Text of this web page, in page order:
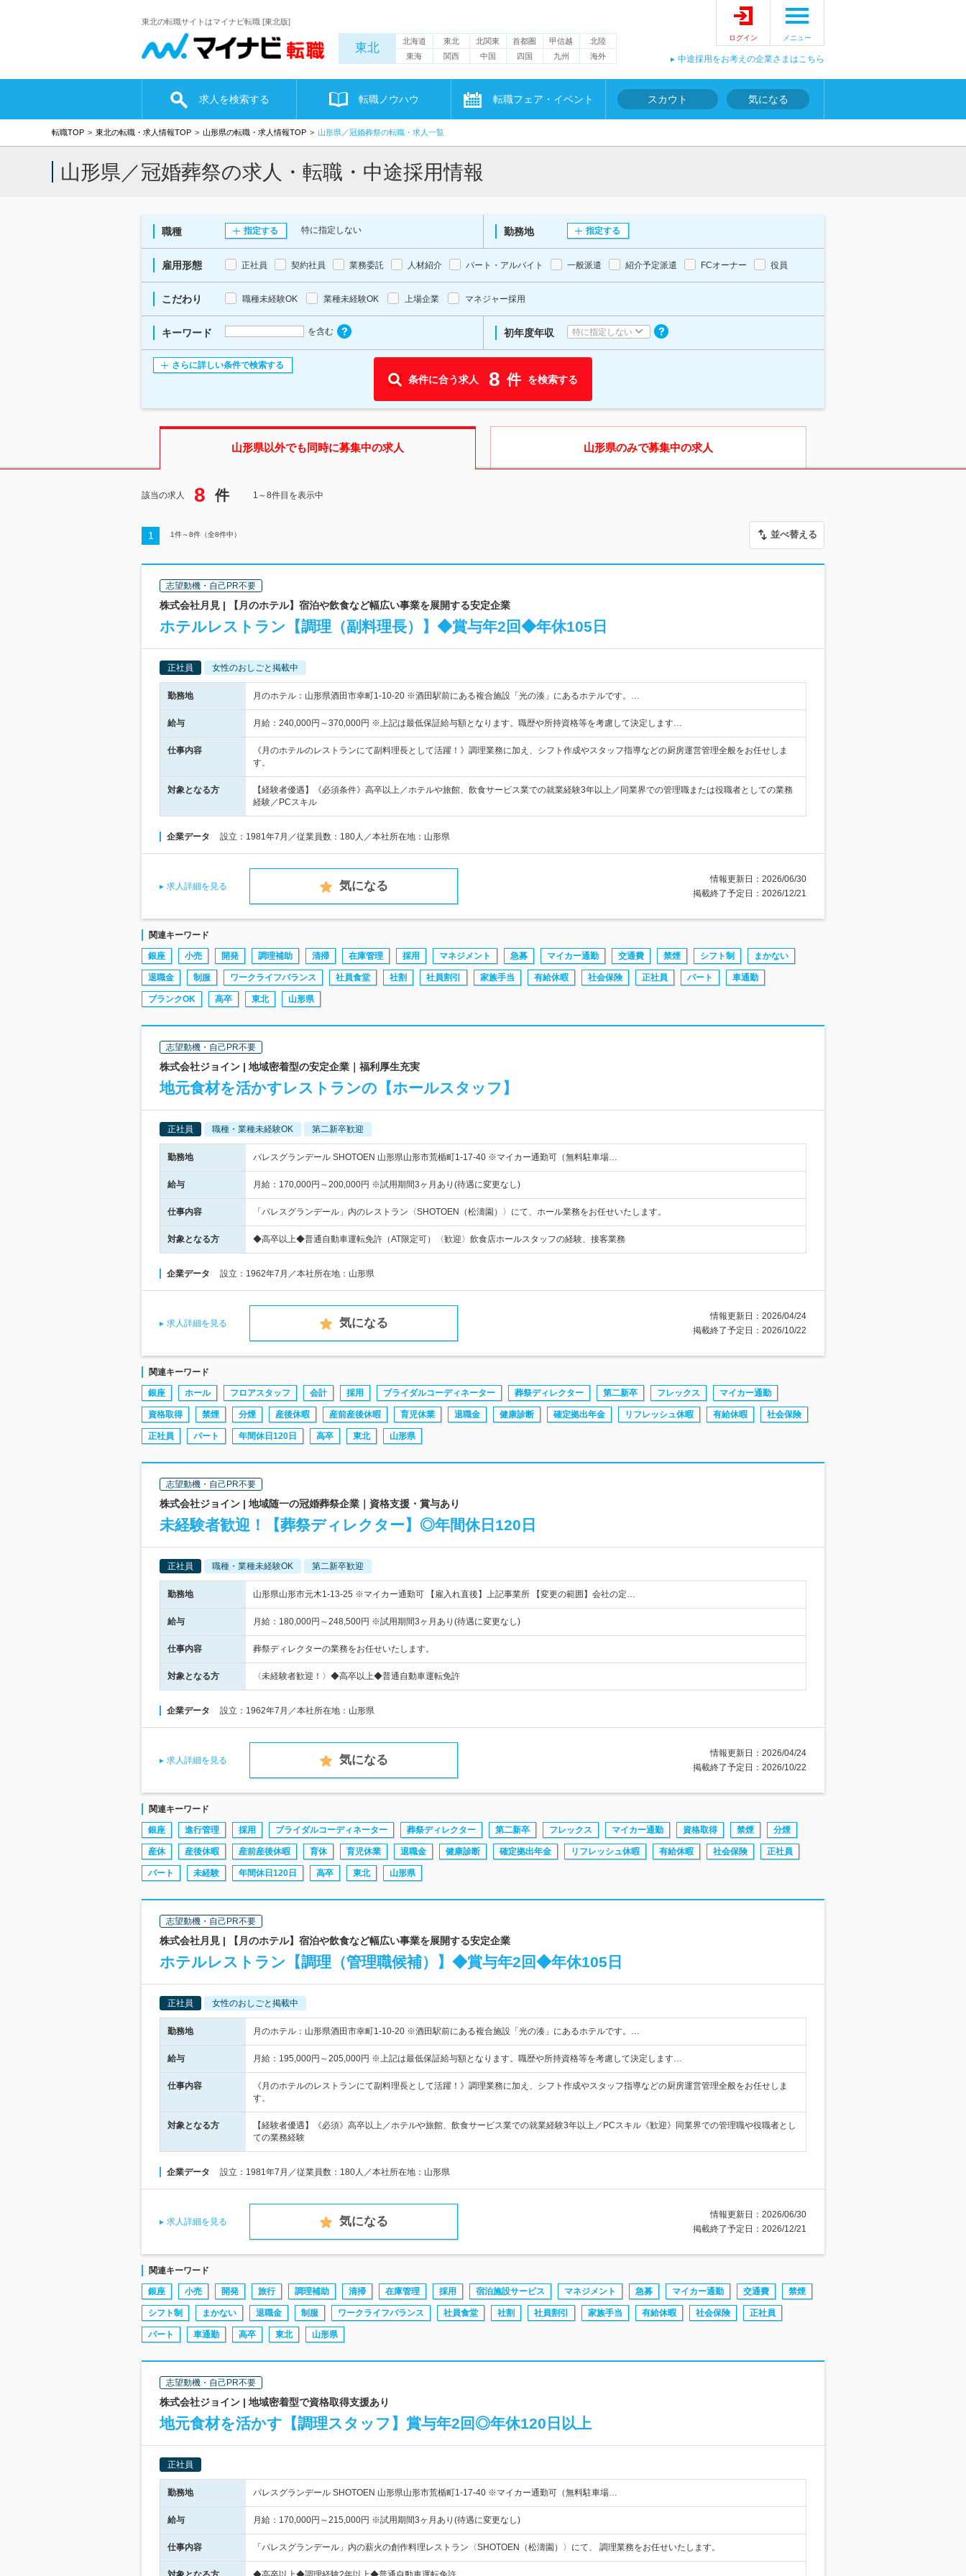
東北の転職サイトはマイナビ転職 [東北版]
東北 北海道 東北 北関東 首都圏 甲信越
北陸
東海
関西 中国 四国 九州 海外
ログイン メニュー
中途採用をお考えの企業さまはこちら
求人を検索する 転職ノウハウ 転職フェア・イベント スカウト 気になる
転職TOP 東北の転職・求人情報TOP 山形県の転職・求人情報TOP 山形県／冠婚葬祭の転職・求人一覧
山形県／冠婚葬祭の求人・転職・中途採用情報
職種 指定する 特に指定しない 勤務地 指定する
雇用形態 正社員 契約社員 業務委託 人材紹介 パート・アルバイト 一般派遣 紹介予定派遣 FCオーナー 役員
こだわり 職種未経験OK 業種未経験OK 上場企業 マネジャー採用
キーワード を含む 初年度年収 特に指定しない
さらに詳しい条件で検索する
条件に合う求人 8 件 を検索する
山形県以外でも同時に募集中の求人 山形県のみで募集中の求人
該当の求人 8 件 1～8件目を表示中
1 1件～8件（全8件中） 並べ替える
志望動機・自己PR不要
株式会社月見 | 【月のホテル】宿泊や飲食など幅広い事業を展開する安定企業
ホテルレストラン【調理（副料理長）】◆賞与年2回◆年休105日
正社員 女性のおしごと掲載中
勤務地 月のホテル：山形県酒田市幸町1-10-20 ※酒田駅前にある複合施設「光の湊」にあるホテルです。…
給与 月給：240,000円～370,000円 ※上記は最低保証給与額となります。職歴や所持資格等を考慮して決定します…
仕事内容
《月のホテルのレストランにて副料理長として活躍！》調理業務に加え、シフト作成やスタッフ指導などの厨房運営管理全般をお任せしま
す。
対象となる方
【経験者優遇】《必須条件》高卒以上／ホテルや旅館、飲食サービス業での就業経験3年以上／同業界での管理職または役職者としての業務
経験／PCスキル
企業データ 設立：1981年7月／従業員数：180人／本社所在地：山形県
求人詳細を見る 気になる
情報更新日：2026/06/30
掲載終了予定日：2026/12/21
関連キーワード
銀座 小売 開発 調理補助 清掃 在庫管理 採用 マネジメント 急募 マイカー通勤 交通費 禁煙 シフト制 まかない
退職金 制服 ワークライフバランス 社員食堂 社割 社員割引 家族手当 有給休暇 社会保険 正社員 パート 車通勤
ブランクOK 高卒 東北 山形県
志望動機・自己PR不要
株式会社ジョイン | 地域密着型の安定企業｜福利厚生充実
地元食材を活かすレストランの【ホールスタッフ】
正社員 職種・業種未経験OK 第二新卒歓迎
勤務地 パレスグランデール SHOTOEN 山形県山形市荒楯町1-17-40 ※マイカー通勤可（無料駐車場…
給与 月給：170,000円～200,000円 ※試用期間3ヶ月あり(待遇に変更なし)
仕事内容 「パレスグランデール」内のレストラン〈SHOTOEN（松濤園）〉にて、ホール業務をお任せいたします。
対象となる方 ◆高卒以上◆普通自動車運転免許（AT限定可）〈歓迎〉飲食店ホールスタッフの経験、接客業務
企業データ 設立：1962年7月／本社所在地：山形県
求人詳細を見る 気になる
情報更新日：2026/04/24
掲載終了予定日：2026/10/22
関連キーワード
銀座 ホール フロアスタッフ 会計 採用 ブライダルコーディネーター 葬祭ディレクター 第二新卒 フレックス マイカー通勤
資格取得 禁煙 分煙 産後休暇 産前産後休暇 育児休業 退職金 健康診断 確定拠出年金 リフレッシュ休暇 有給休暇 社会保険
正社員 パート 年間休日120日 高卒 東北 山形県
志望動機・自己PR不要
株式会社ジョイン | 地域随一の冠婚葬祭企業｜資格支援・賞与あり
未経験者歓迎！【葬祭ディレクター】◎年間休日120日
正社員 職種・業種未経験OK 第二新卒歓迎
勤務地 山形県山形市元木1-13-25 ※マイカー通勤可 【雇入れ直後】上記事業所 【変更の範囲】会社の定…
給与 月給：180,000円～248,500円 ※試用期間3ヶ月あり(待遇に変更なし)
仕事内容 葬祭ディレクターの業務をお任せいたします。
対象となる方 〈未経験者歓迎！〉◆高卒以上◆普通自動車運転免許
企業データ 設立：1962年7月／本社所在地：山形県
求人詳細を見る 気になる
情報更新日：2026/04/24
掲載終了予定日：2026/10/22
関連キーワード
銀座 進行管理 採用 ブライダルコーディネーター 葬祭ディレクター 第二新卒 フレックス マイカー通勤 資格取得 禁煙 分煙
産休 産後休暇 産前産後休暇 育休 育児休業 退職金 健康診断 確定拠出年金 リフレッシュ休暇 有給休暇 社会保険 正社員
パート 未経験 年間休日120日 高卒 東北 山形県
志望動機・自己PR不要
株式会社月見 | 【月のホテル】宿泊や飲食など幅広い事業を展開する安定企業
ホテルレストラン【調理（管理職候補）】◆賞与年2回◆年休105日
正社員 女性のおしごと掲載中
勤務地 月のホテル：山形県酒田市幸町1-10-20 ※酒田駅前にある複合施設「光の湊」にあるホテルです。…
給与 月給：195,000円～205,000円 ※上記は最低保証給与額となります。職歴や所持資格等を考慮して決定します…
仕事内容
《月のホテルのレストランにて副料理長として活躍！》調理業務に加え、シフト作成やスタッフ指導などの厨房運営管理全般をお任せしま
す。
対象となる方
【経験者優遇】《必須》高卒以上／ホテルや旅館、飲食サービス業での就業経験3年以上／PCスキル《歓迎》同業界での管理職や役職者とし
ての業務経験
企業データ 設立：1981年7月／従業員数：180人／本社所在地：山形県
求人詳細を見る 気になる
情報更新日：2026/06/30
掲載終了予定日：2026/12/21
関連キーワード
銀座 小売 開発 旅行 調理補助 清掃 在庫管理 採用 宿泊施設サービス マネジメント 急募 マイカー通勤 交通費 禁煙
シフト制 まかない 退職金 制服 ワークライフバランス 社員食堂 社割 社員割引 家族手当 有給休暇 社会保険 正社員
パート 車通勤 高卒 東北 山形県
志望動機・自己PR不要
株式会社ジョイン | 地域密着型で資格取得支援あり
地元食材を活かす【調理スタッフ】賞与年2回◎年休120日以上
正社員
勤務地 パレスグランデール SHOTOEN 山形県山形市荒楯町1-17-40 ※マイカー通勤可（無料駐車場…
給与 月給：170,000円～215,000円 ※試用期間3ヶ月あり(待遇に変更なし)
仕事内容 「パレスグランデール」内の薪火の創作料理レストラン〈SHOTOEN（松濤園）〉にて、 調理業務をお任せいたします。